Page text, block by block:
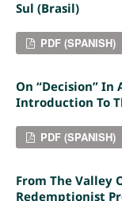
Sul (Brasil)
PDF (SPANISH)
On “decision” In
Introduction To
PDF (SPANISH)
From The Valley
Redemptionist